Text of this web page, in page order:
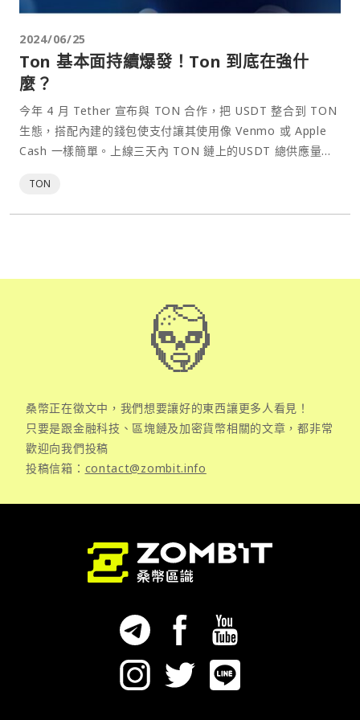
2024/06/25
Ton 基本面持續爆發！Ton 到底在強什
麼？
今年 4 月 Tether 宣布與 TON 合作，把 USDT 整合到 TON
生態，搭配內建的錢包使支付讓其使用像 Venmo 或 Apple
Cash 一樣簡單。上線三天內 TON 鏈上的USDT 總供應量突
TON
桑幣正在徵文中，我們想要讓好的東西讓更多人看見！
只要是跟金融科技、區塊鏈及加密貨幣相關的文章，都非常
歡迎向我們投稿
投稿信箱： contact@zombit.info